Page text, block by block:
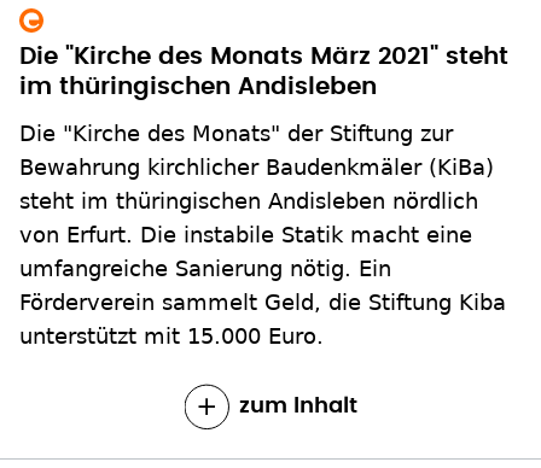
Die "Kirche des Monats März 2021" steht
im thüringischen Andisleben
Die "Kirche des Monats" der Stiftung zur
Bewahrung kirchlicher Baudenkmäler (KiBa)
steht im thüringischen Andisleben nördlich
von Erfurt. Die instabile Statik macht eine
umfangreiche Sanierung nötig. Ein
Förderverein sammelt Geld, die Stiftung Kiba
unterstützt mit 15.000 Euro.
zum Inhalt